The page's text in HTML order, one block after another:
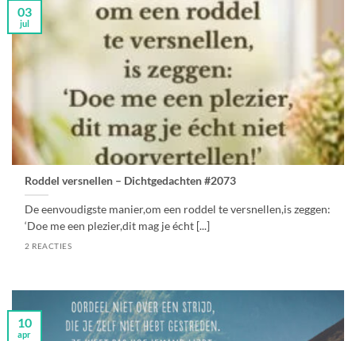
Roddel versnellen – Dichtgedachten #2073
De eenvoudigste manier,om een roddel te versnellen,is zeggen:
‘Doe me een plezier,dit mag je écht [...]
2 REACTIES
03
jul
10
apr